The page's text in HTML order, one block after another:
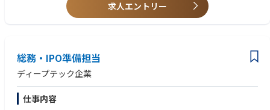
ご経験に応じて、ブランドガイドラインの策定やブランドマネジメントに
チャレンジすることも可能です。
求人エントリー
総務・IPO準備担当
ディープテック企業
仕事内容